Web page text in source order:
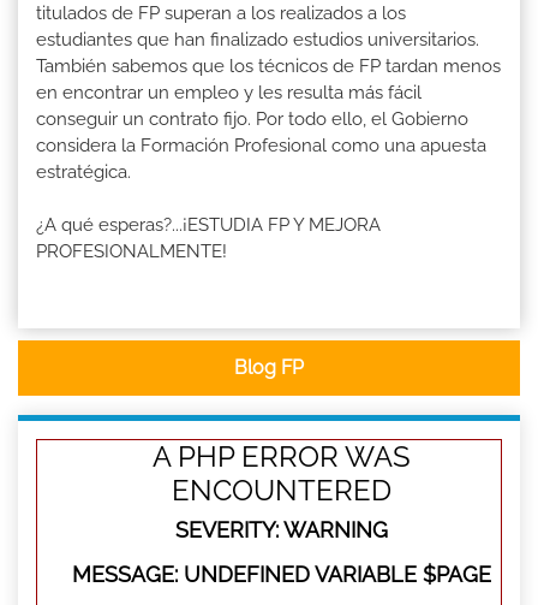
titulados de FP superan a los realizados a los
estudiantes que han finalizado estudios universitarios.
También sabemos que los técnicos de FP tardan menos
en encontrar un empleo y les resulta más fácil
conseguir un contrato fijo. Por todo ello, el Gobierno
considera la Formación Profesional como una apuesta
estratégica.
¿A qué esperas?...¡ESTUDIA FP Y MEJORA
PROFESIONALMENTE!
Blog FP
A PHP ERROR WAS
ENCOUNTERED
SEVERITY: WARNING
MESSAGE: UNDEFINED VARIABLE $PAGE